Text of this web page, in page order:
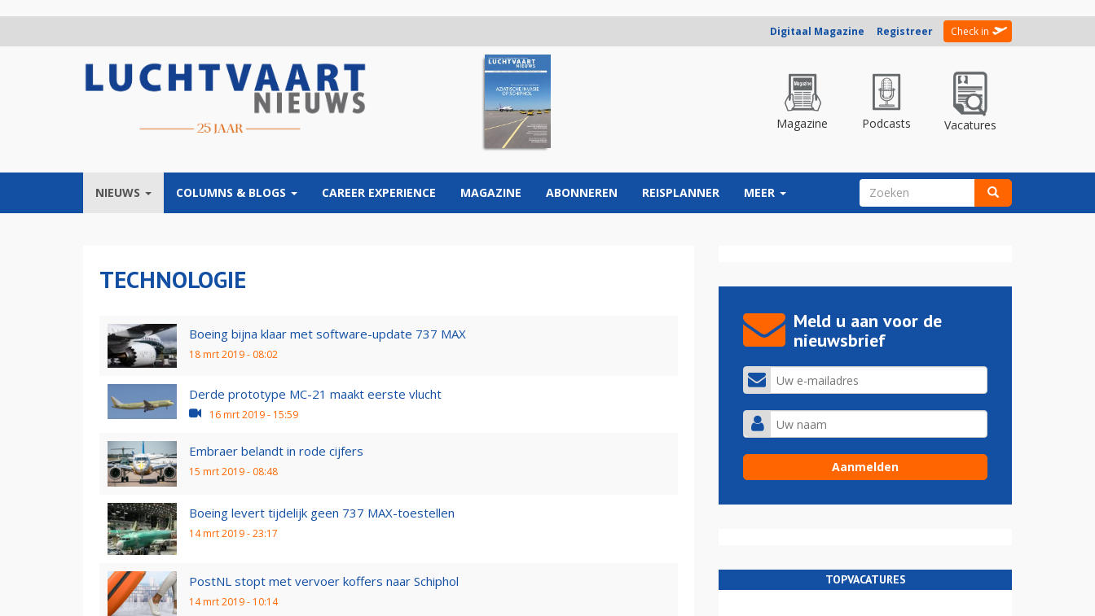
Digitaal Magazine Registreer Check in
Magazine Podcasts Vacatures
NIEUWS COLUMNS & BLOGS CAREER EXPERIENCE MAGAZINE ABONNEREN REISPLANNER MEER ZOEKVELD
TECHNOLOGIE
Boeing bijna klaar met software-update 737 MAX
18 mrt 2019 - 08:02
Derde prototype MC-21 maakt eerste vlucht
16 mrt 2019 - 15:59
Embraer belandt in rode cijfers
15 mrt 2019 - 08:48
Boeing levert tijdelijk geen 737 MAX-toestellen
14 mrt 2019 - 23:17
PostNL stopt met vervoer koffers naar Schiphol
14 mrt 2019 - 10:14
Meld u aan voor de
nieuwsbrief
TOPVACATURES